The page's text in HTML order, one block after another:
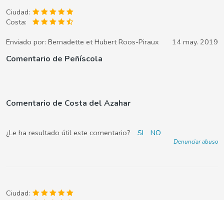
Ciudad:
Costa:
Enviado por: Bernadette et Hubert Roos-Piraux 14 may. 2019
Comentario de Peñíscola
Comentario de Costa del Azahar
¿Le ha resultado útil este comentario? SI NO
Denunciar abuso
Ciudad: